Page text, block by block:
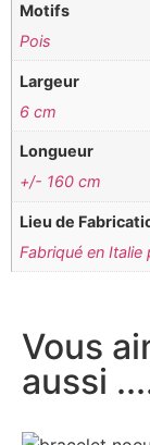
Motifs
Pois
Largeur
6 cm
Longueur
+/- 160 cm
Lieu de
Fabriqué en Italie
Vous
aussi